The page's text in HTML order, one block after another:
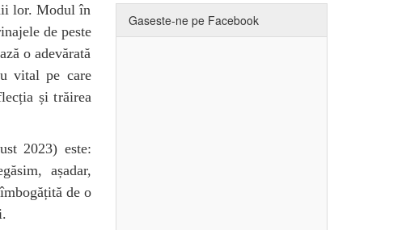
lor. Modul în
de peste
o adevărată
vital pe care
și trăirea
2023) este:
așadar,
de o
Gaseste-ne pe Facebook